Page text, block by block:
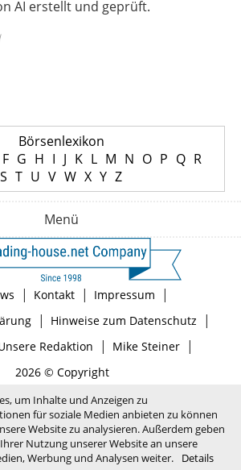
AI erstellt und geprüft.
Börsenlexikon
F G H I J K L M N O P Q R
S T U V W X Y Z
Menü
| Kontakt | Impressum |
| Hinweise zum Datenschutz |
Redaktion | Mike Steiner|
2026 © Copyright
um Inhalte und Anzeigen zu
für soziale Medien anbieten zu können
Website zu analysieren. Außerdem geben
Nutzung unserer Website an unsere
Werbung und Analysen weiter.
Details